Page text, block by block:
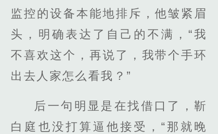
监控的设备本能地排斥，他皱紧眉
头，明确表达了自己的不满，“我
不喜欢这个，再说了，我带个手环
出去人家怎么看我？”
后一句明显是在找借口了，靳
白庭也没打算逼他接受，“那就晚